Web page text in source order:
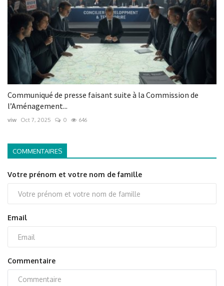
Communiqué de presse faisant suite à la Commission de
l’Aménagement...
viw Oct 7, 2025 0 646
COMMENTAIRES
Votre prénom et votre nom de famille
Email
Commentaire